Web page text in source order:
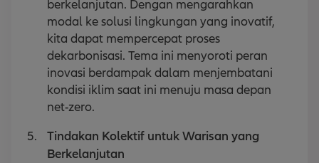
berkelanjutan. Dengan mengarahkan
modal ke solusi lingkungan yang inovatif,
kita dapat mempercepat proses
dekarbonisasi. Tema ini menyoroti peran
inovasi berdampak dalam menjembatani
kondisi iklim saat ini menuju masa depan
net-zero.
Tindakan Kolektif untuk Warisan yang
Berkelanjutan